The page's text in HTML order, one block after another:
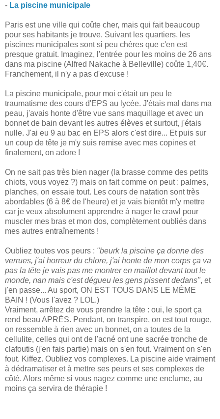
- La piscine municipale
Paris est une ville qui coûte cher, mais qui fait beaucoup
pour ses habitants je trouve. Suivant les quartiers, les
piscines municipales sont si peu chères que c'en est
presque gratuit. Imaginez, l'entrée pour les moins de 26 ans
dans ma piscine (Alfred Nakache à Belleville) coûte 1,40€.
Franchement, il n'y a pas d'excuse !
La piscine municipale, pour moi c'était un peu le
traumatisme des cours d'EPS au lycée. J'étais mal dans ma
peau, j'avais honte d'être vue sans maquillage et avec un
bonnet de bain devant les autres élèves et surtout, j'étais
nulle. J'ai eu 9 au bac en EPS alors c'est dire... Et puis sur
un coup de tête je m'y suis remise avec mes copines et
finalement, on adore !
On ne sait pas très bien nager (la brasse comme des petits
chiots, vous voyez ?) mais on fait comme on peut : palmes,
planches, on essaie tout. Les cours de natation sont très
abordables (6 à 8€ de l'heure) et je vais bientôt m'y mettre
car je veux absolument apprendre à nager le crawl pour
muscler mes bras et mon dos, complètement oubliés dans
mes autres entraînements !
Oubliez toutes vos peurs : "beurk la piscine ça donne des
verrues, j'ai horreur du chlore, j'ai honte de mon corps ça va
pas la tête je vais pas me montrer en maillot devant tout le
monde, nan mais c'est dégueu les gens pissent dedans", et
j'en passe... Au sport, ON EST TOUS DANS LE MÊME
BAIN ! (Vous l'avez ? LOL.)
Vraiment, arrêtez de vous prendre la tête : oui, le sport ça
rend beau APRÈS. Pendant, on transpire, on est tout rouge,
on ressemble à rien avec un bonnet, on a toutes de la
cellulite, celles qui ont de l'acné ont une sacrée tronche de
clafoutis (j'en fais partie) mais on s'en fout. Vraiment on s'en
fout. Kiffez. Oubliez vos complexes. La piscine aide vraiment
à dédramatiser et à mettre ses peurs et ses complexes de
côté. Alors même si vous nagez comme une enclume, au
moins ça servira de thérapie !